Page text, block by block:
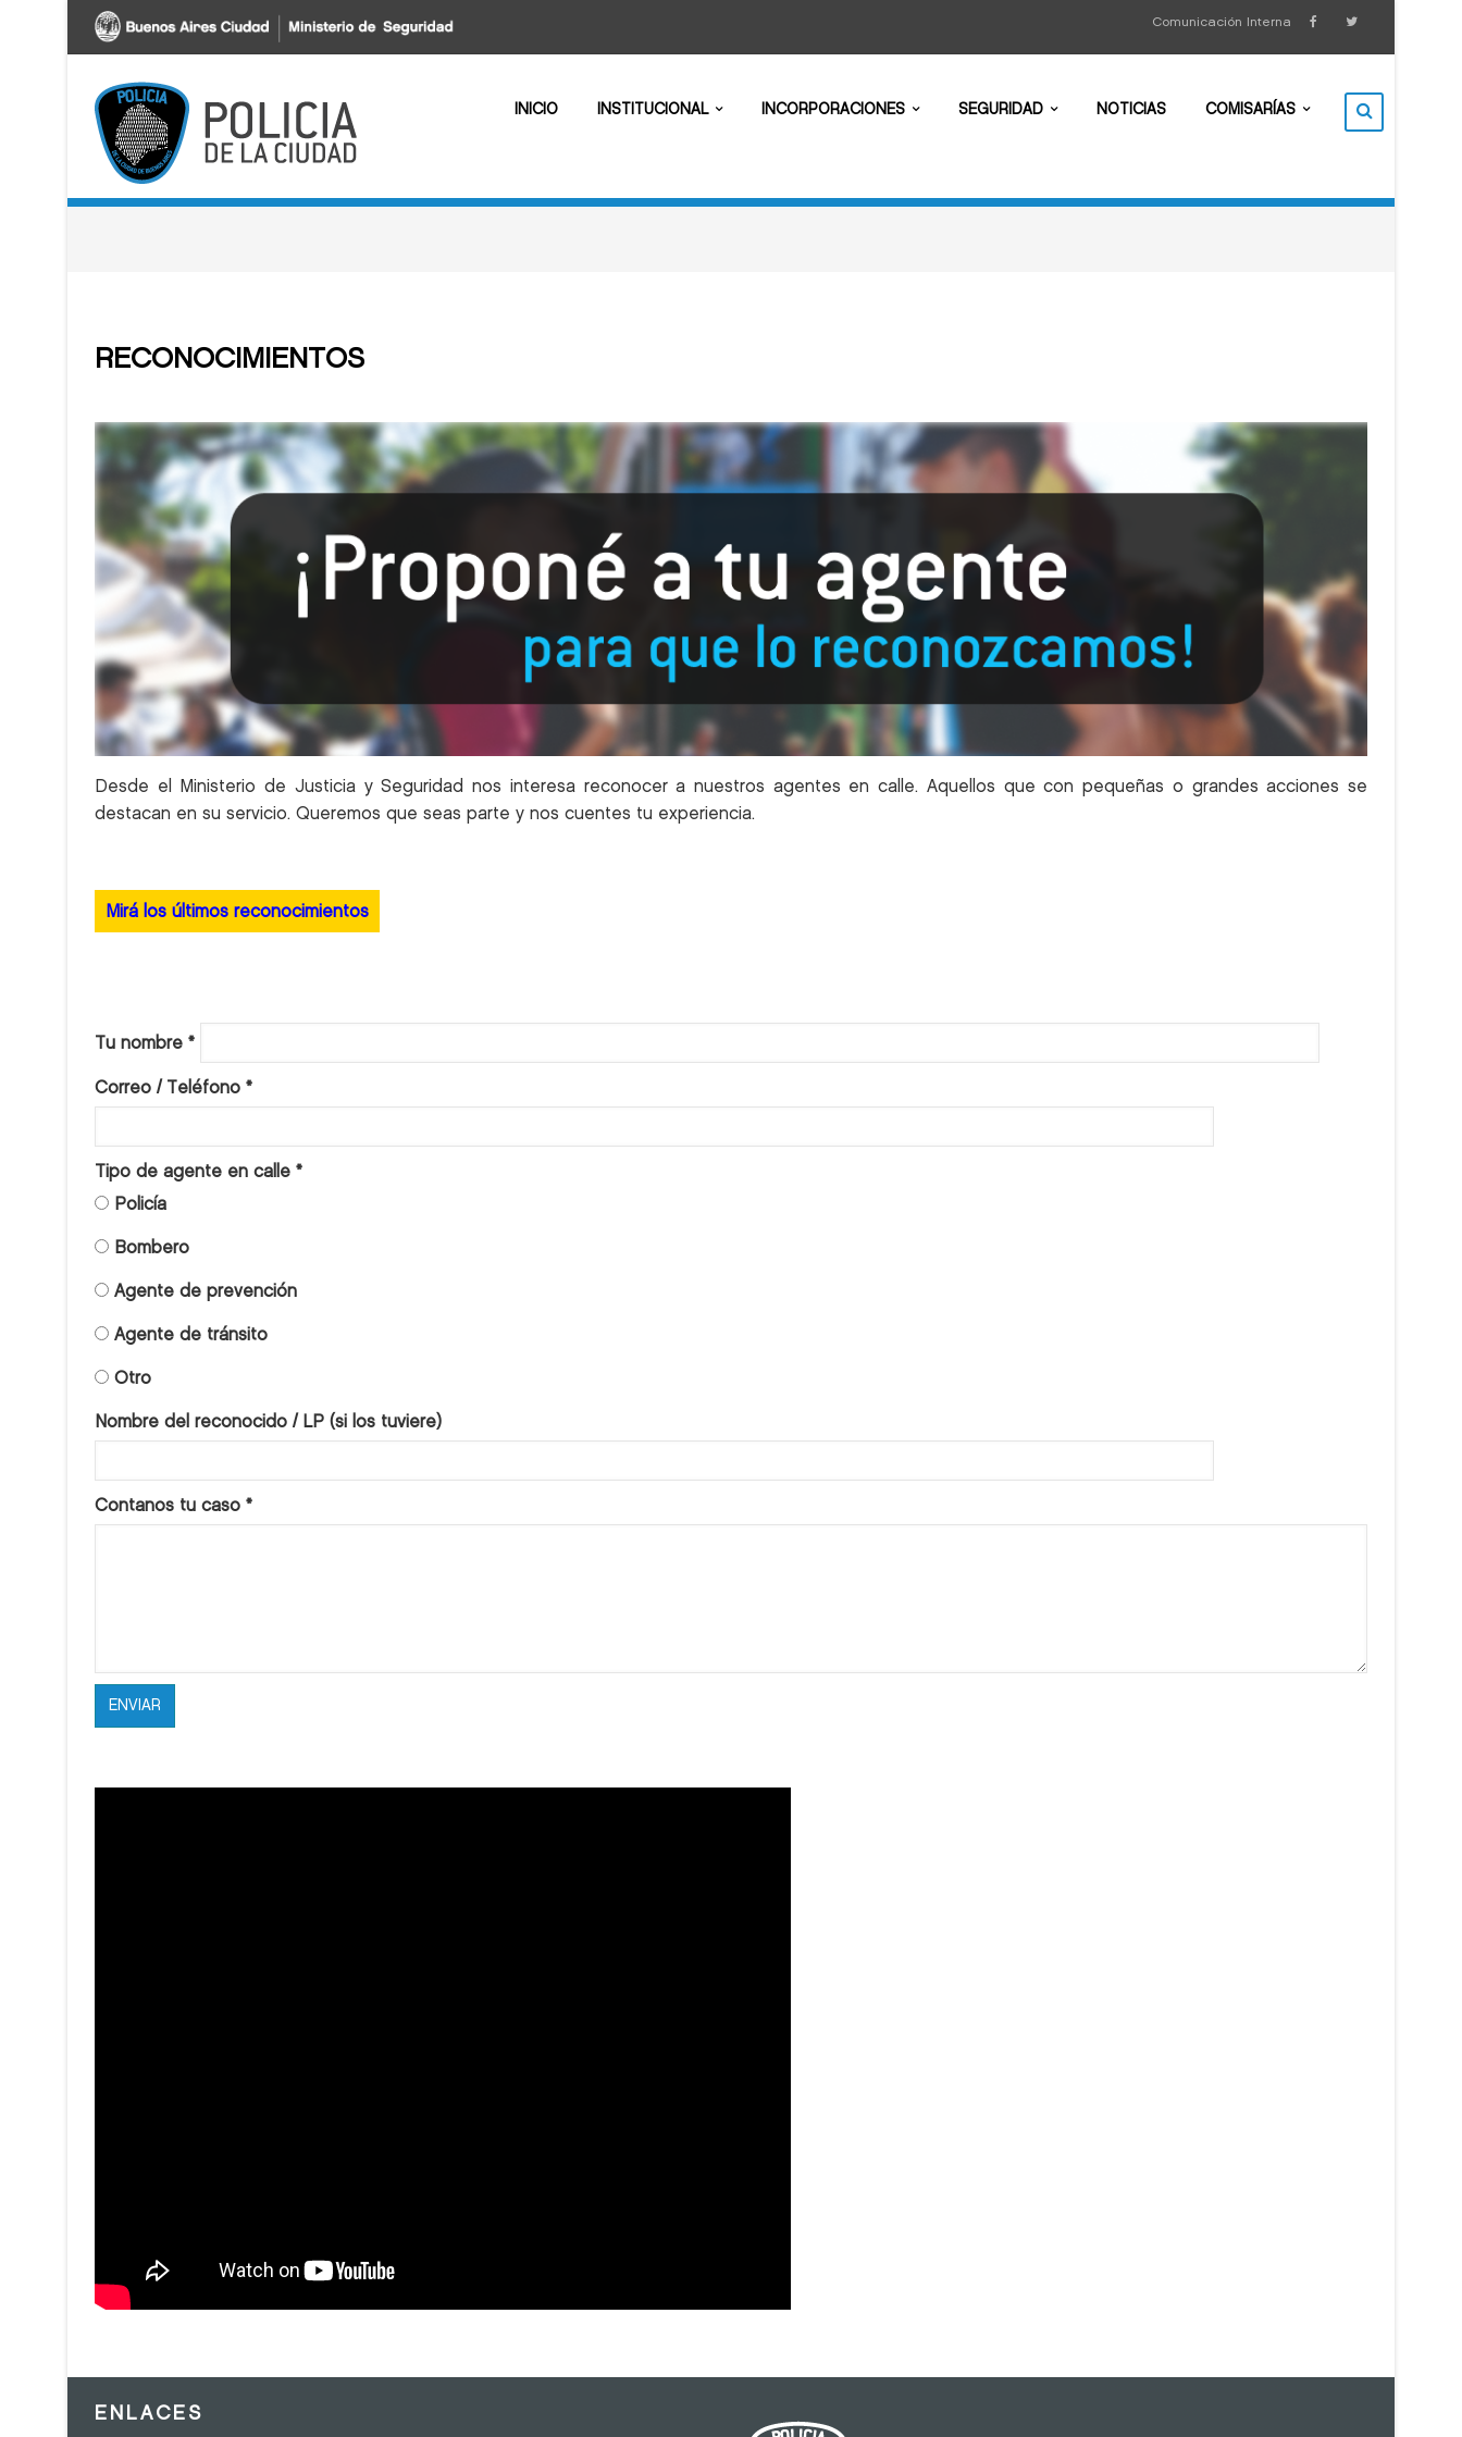
Pasar al contenido principal Comunicación Interna
INICIO INSTITUCIONAL INCORPORACIONES SEGURIDAD NOTICIAS COMISARÍAS
RECONOCIMIENTOS
Desde el Ministerio de Justicia y Seguridad nos interesa reconocer a nuestros agentes en calle. Aquellos que con pequeñas o grandes acciones se
destacan en su servicio. Queremos que seas parte y nos cuentes tu experiencia.
Mirá los últimos reconocimientos
Tu nombre *
Correo / Teléfono *
Tipo de agente en calle *
Policía
Bombero
Agente de prevención
Agente de tránsito
Otro
Nombre del reconocido / LP (si los tuviere)
Contanos tu caso *
ENLACES